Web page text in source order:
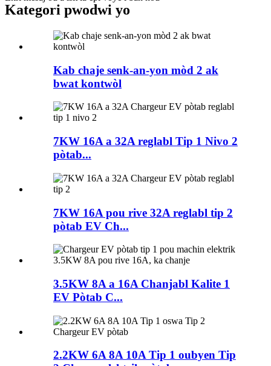
Kategori pwodwi yo
Kab chaje senk-an-yon mòd 2 ak
bwat kontwòl
7KW 16A a 32A reglabl Tip 1 Nivo 2
pòtab...
7KW 16A pou rive 32A reglabl tip 2
pòtab EV Ch...
3.5KW 8A a 16A Chanjabl Kalite 1
EV Pòtab C...
2.2KW 6A 8A 10A Tip 1 oubyen Tip